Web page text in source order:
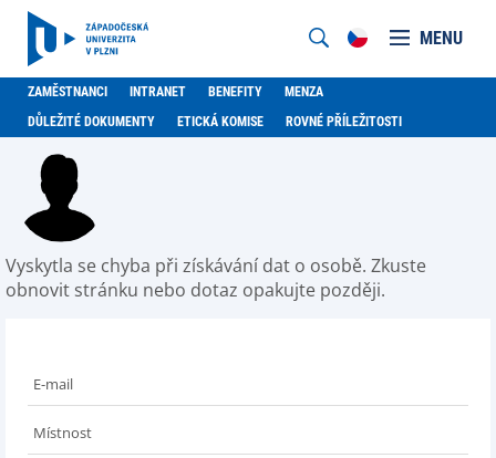
MENU
ZAMĚSTNANCI INTRANET BENEFITY
MENZA
DŮLEŽITÉ DOKUMENTY
ETICKÁ KOMISE ROVNÉ PŘÍLEŽITOSTI
Vyskytla se chyba při získávání dat o osobě. Zkuste
obnovit stránku nebo dotaz opakujte později.
E-mail
Místnost